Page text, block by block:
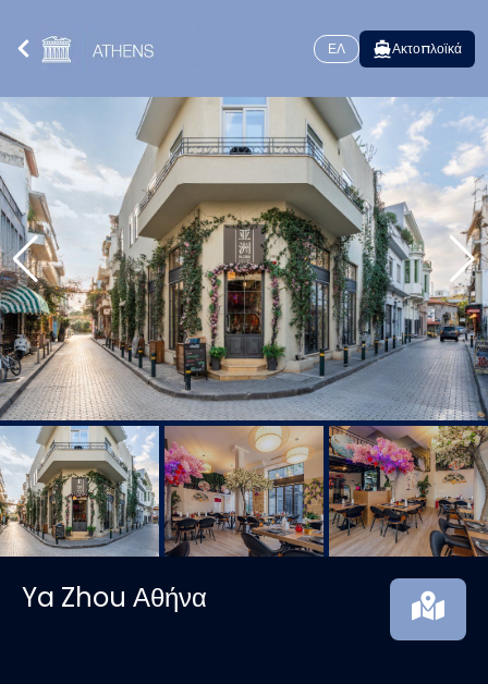
ΕΛ Ακτοπλοϊκά
Ya Zhou Αθήνα